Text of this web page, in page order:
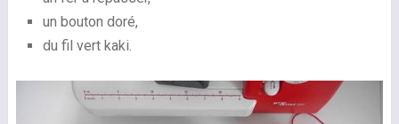
un bouton doré,
du fil vert kaki.